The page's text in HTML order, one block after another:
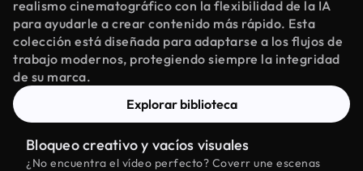
realismo cinematográfico con la flexibilidad de la IA
para ayudarle a crear contenido más rápido. Esta
colección está diseñada para adaptarse a los flujos de
trabajo modernos, protegiendo siempre la integridad
de su marca.
Explorar biblioteca
Bloqueo creativo y vacíos visuales
¿No encuentra el vídeo perfecto? Coverr une escenas